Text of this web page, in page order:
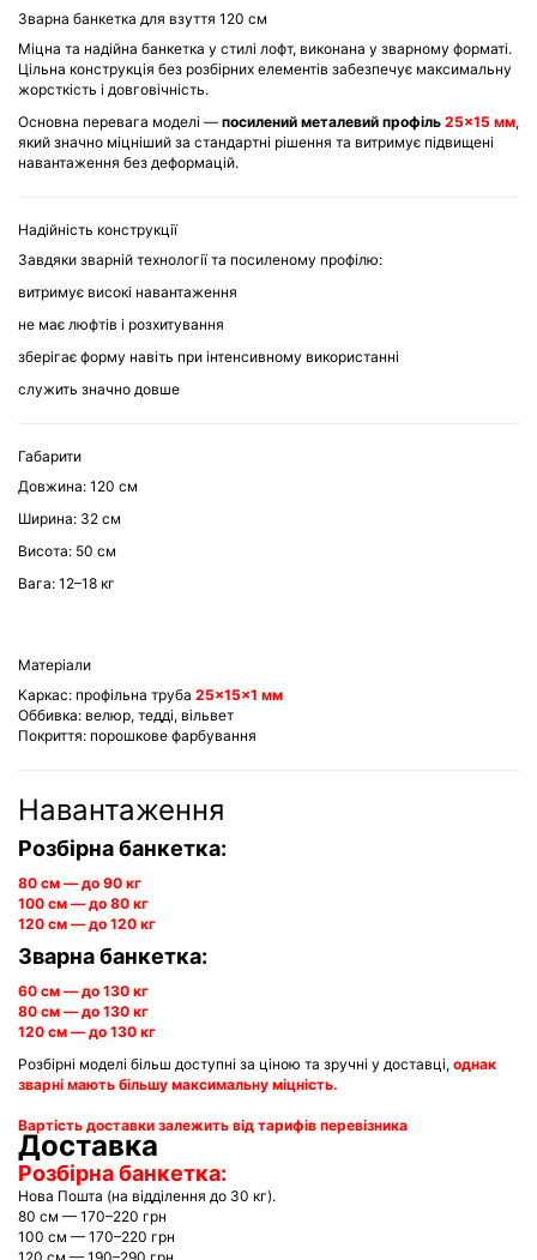
Зварна банкетка для взуття 120 см
Міцна та надійна банкетка у стилі лофт, виконана у зварному форматі.
Цільна конструкція без розбірних елементів забезпечує максимальну
жорсткість і довговічність.
Основна перевага моделі — посилений металевий профіль 25×15 мм,
який значно міцніший за стандартні рішення та витримує підвищені
навантаження без деформацій.
Надійність конструкції
Завдяки зварній технології та посиленому профілю:
витримує високі навантаження
не має люфтів і розхитування
зберігає форму навіть при інтенсивному використанні
служить значно довше
Габарити
Довжина: 120 см
Ширина: 32 см
Висота: 50 см
Вага: 12–18 кг
Матеріали
Каркас: профільна труба 25×15×1 мм
Оббивка: велюр, тедді, вільвет
Покриття: порошкове фарбування
Навантаження
Розбірна банкетка:
80 см — до 90 кг
100 см — до 80 кг
120 см — до 120 кг
Зварна банкетка:
60 см — до 130 кг
80 см — до 130 кг
120 см — до 130 кг
Розбірні моделі більш доступні за ціною та зручні у доставці, однак
зварні мають більшу максимальну міцність.
Вартість доставки залежить від тарифів перевізника
Доставка
Розбірна банкетка:
Нова Пошта (на відділення до 30 кг).
80 см — 170–220 грн
100 см — 170–220 грн